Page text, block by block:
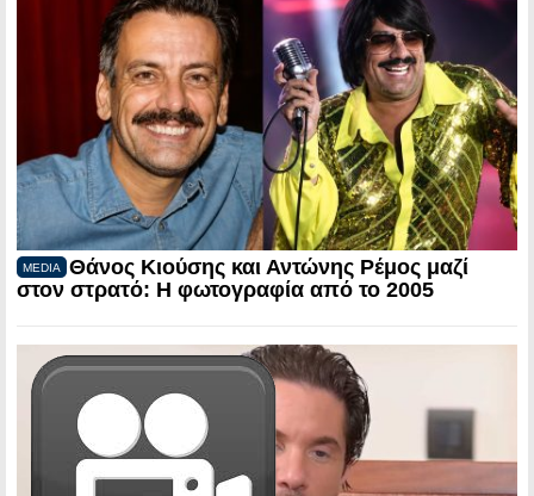
MEDIA
Θάνος Κιούσης και Αντώνης Ρέμος μαζί
στον στρατό: Η φωτογραφία από το 2005